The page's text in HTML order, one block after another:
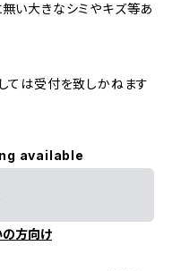
い大きなシミやキズ等あ
ては受付を致しかねます
available
方向け